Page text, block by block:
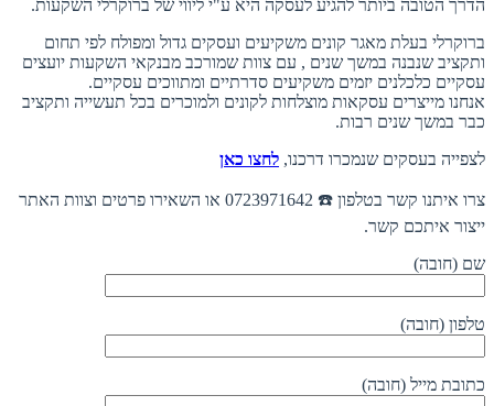
הדרך הטובה ביותר להגיע לעסקה היא ע"י ליווי של ברוקרלי השקעות.
ברוקרלי בעלת מאגר קונים משקיעים ועסקים גדול ומפולח לפי תחום
ותקציב שנבנה במשך שנים , עם צוות שמורכב מבנקאי השקעות יועצים
עסקיים כלכלנים יזמים משקיעים סדרתיים ומתווכים עסקיים.
אנחנו מייצרים עסקאות מוצלחות לקונים ולמוכרים בכל תעשייה ותקציב
כבר במשך שנים רבות.
לצפייה בעסקים שנמכרו דרכנו, לחצו כאן
צרו איתנו קשר בטלפון ☎️ 0723971642 או השאירו פרטים וצוות האתר
ייצור איתכם קשר.
שם (חובה)
טלפון (חובה)
כתובת מייל (חובה)